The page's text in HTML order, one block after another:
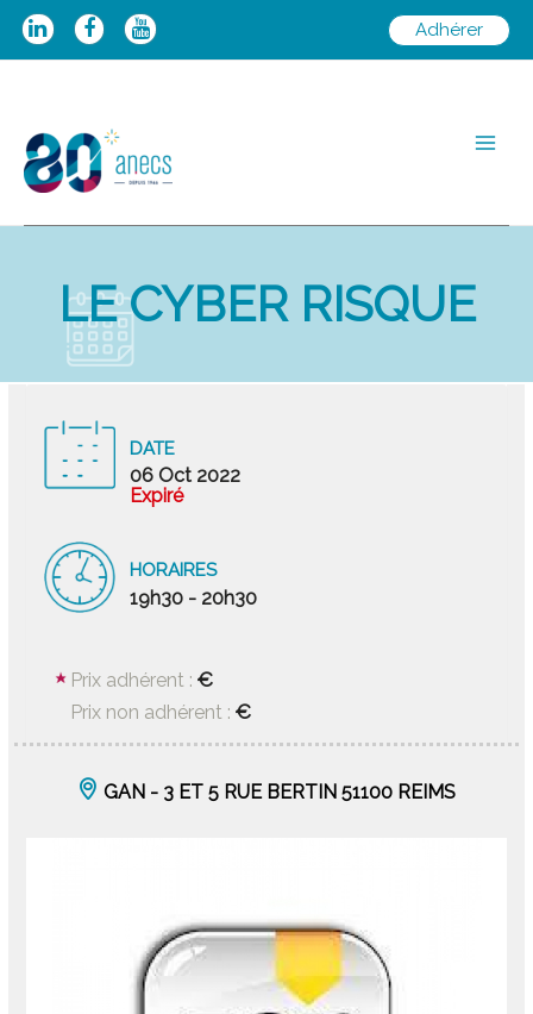
Aller
Adhérer
LE CYBER RISQUE
DATE
06 Oct 2022
Expiré
HORAIRES
19h30 - 20h30
Prix adhérent :€
Prix non adhérent :€
GAN - 3 ET 5 RUE BERTIN 51100 REIMS